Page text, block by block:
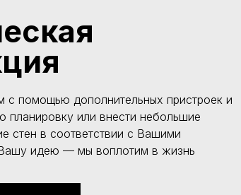
помощью дополнительных пристроек и
планировку или внести небольшие
стен в соответствии с Вашими
идею — мы воплотим в жизнь